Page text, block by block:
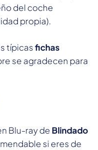
del coche
propia).
típicasfichas
se agradecen para
Blu-ray de Blindado
si eres de